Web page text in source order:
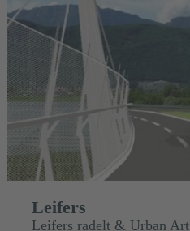
Leifers
Leifers radelt & Urban Art